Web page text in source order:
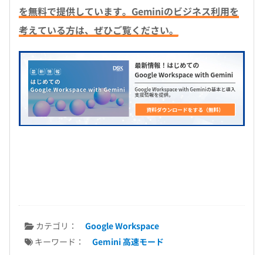
を無料で提供しています。Geminiのビジネス利用を
考えている方は、ぜひご覧ください。
カテゴリ：
Google Workspace
キーワード：
Gemini 高速モード